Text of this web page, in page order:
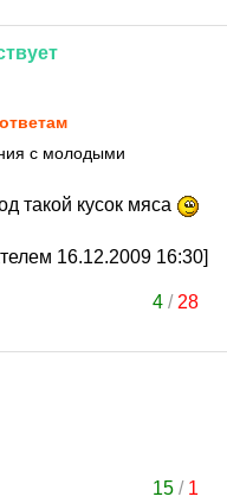
с молодыми
такой кусок мяса
16.12.2009 16:30]
4 / 28
15 / 1